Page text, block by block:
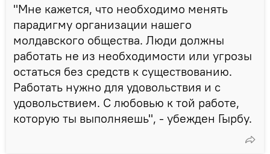
"Мне кажется, что необходимо менять
парадигму организации нашего
молдавского общества. Люди должны
работать не из необходимости или угрозы
остаться без средств к существованию.
Работать нужно для удовольствия и с
удовольствием. С любовью к той работе,
которую ты выполняешь", - убежден Гырбу.